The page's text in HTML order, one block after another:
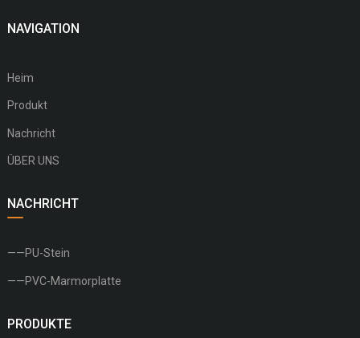
NAVIGATION
Heim
Produkt
Nachricht
ÜBER UNS
NACHRICHT
——PU-Stein
——PVC-Marmorplatte
PRODUKTE